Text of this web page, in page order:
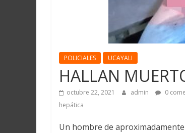
POLICIALES UCAYALI
HALLAN
octubre 22, 2021 admin 0
hepática
Un hombre de